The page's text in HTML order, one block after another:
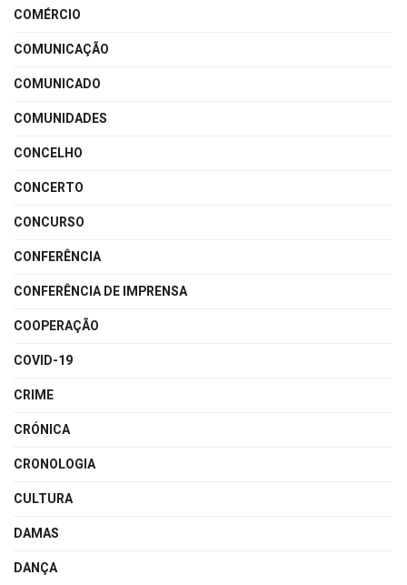
COMÉRCIO
COMUNICAÇÃO
COMUNICADO
COMUNIDADES
CONCELHO
CONCERTO
CONCURSO
CONFERÊNCIA
CONFERÊNCIA DE IMPRENSA
COOPERAÇÃO
COVID-19
CRIME
CRÓNICA
CRONOLOGIA
CULTURA
DAMAS
DANÇA